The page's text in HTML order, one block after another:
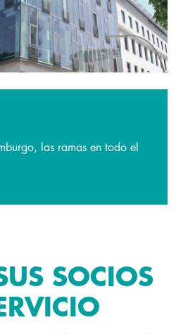
las ramas en todo el
SOCIOS